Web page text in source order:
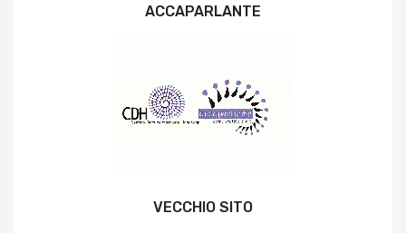
ACCAPARLANTE
VECCHIO SITO